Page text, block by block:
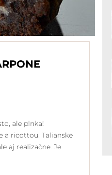
ale plnka!
a ricottou. Talianske
aj realizačne. Je